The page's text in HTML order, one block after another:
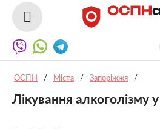
ОСПН / Міста / Запоріжжя /
Лікування алкоголізму